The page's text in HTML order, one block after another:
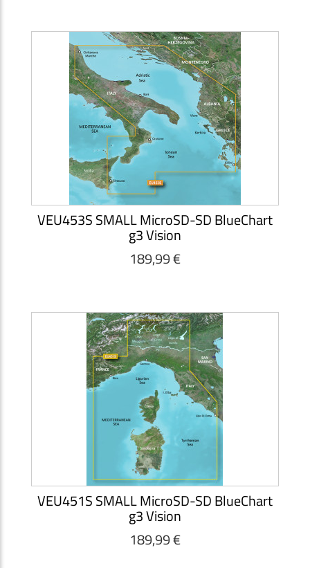
VEU453S SMALL MicroSD-SD BlueChart
g3 Vision
189,99 €
VEU451S SMALL MicroSD-SD BlueChart
g3 Vision
189,99 €